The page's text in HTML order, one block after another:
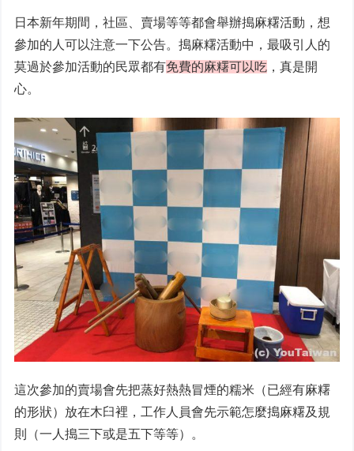
日本新年期間，社區、賣場等等都會舉辦搗麻糬活動，想
參加的人可以注意一下公告。搗麻糬活動中，最吸引人的
莫過於參加活動的民眾都有免費的麻糬可以吃 ，真是開
心。
這次參加的賣場會先把蒸好熱熱冒煙的糯米（已經有麻糬
的形狀）放在木臼裡，工作人員會先示範怎麼搗麻糬及規
則（一人搗三下或是五下等等）。